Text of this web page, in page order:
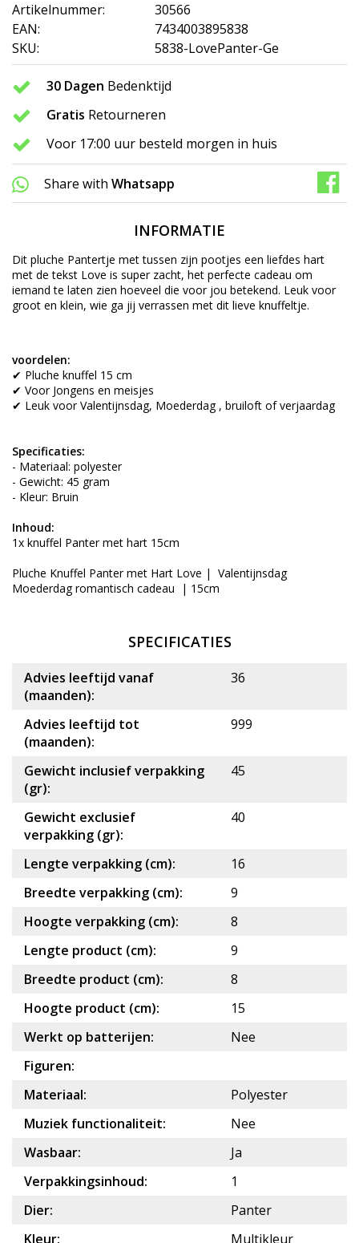
Artikelnummer:
30566
EAN:
7434003895838
SKU:
5838-LovePanter-Ge
30 Dagen Bedenktijd
Gratis Retourneren
Voor 17:00 uur besteld morgen in huis
Share with Whatsapp
INFORMATIE
Dit pluche Pantertje met tussen zijn pootjes een liefdes hart
met de tekst Love is super zacht, het perfecte cadeau om
iemand te laten zien hoeveel die voor jou betekend. Leuk voor
groot en klein, wie ga jij verrassen met dit lieve knuffeltje.
voordelen:
✔ Pluche knuffel 15 cm
✔ Voor Jongens en meisjes
✔ Leuk voor Valentijnsdag, Moederdag , bruiloft of verjaardag
Specificaties:
- Materiaal: polyester
- Gewicht: 45 gram
- Kleur: Bruin
Inhoud:
1x knuffel Panter met hart 15cm
Pluche Knuffel Panter met Hart Love | Valentijnsdag
Moederdag romantisch cadeau | 15cm
SPECIFICATIES
Advies leeftijd vanaf
(maanden):
36
Advies leeftijd tot
(maanden):
999
Gewicht inclusief verpakking
(gr):
45
Gewicht exclusief
verpakking (gr):
40
Lengte verpakking (cm):
16
Breedte verpakking (cm):
9
Hoogte verpakking (cm):
8
Lengte product (cm):
9
Breedte product (cm):
8
Hoogte product (cm):
15
Werkt op batterijen:
Nee
Figuren:
Materiaal:
Polyester
Muziek functionaliteit:
Nee
Wasbaar:
Ja
Verpakkingsinhoud:
1
Dier:
Panter
Kleur:
Multikleur